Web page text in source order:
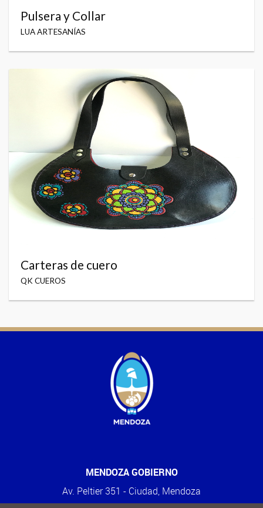
Pulsera y Collar
LUA ARTESANÍAS
Carteras de cuero
QK CUEROS
MENDOZA GOBIERNO
Av. Peltier 351 - Ciudad, Mendoza